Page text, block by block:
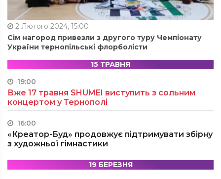
2 Лютого 2024, 15:00
Сім нагород привезли з другого туру Чемпіонату
України тернопільські флорболісти
15 ТРАВНЯ
19:00
Вже 17 травня SHUMEI виступить з сольним
концертом у Тернополі
16:00
«Креатор-Буд» продовжує підтримувати збірну
з художньої гімнастики
19 БЕРЕЗНЯ